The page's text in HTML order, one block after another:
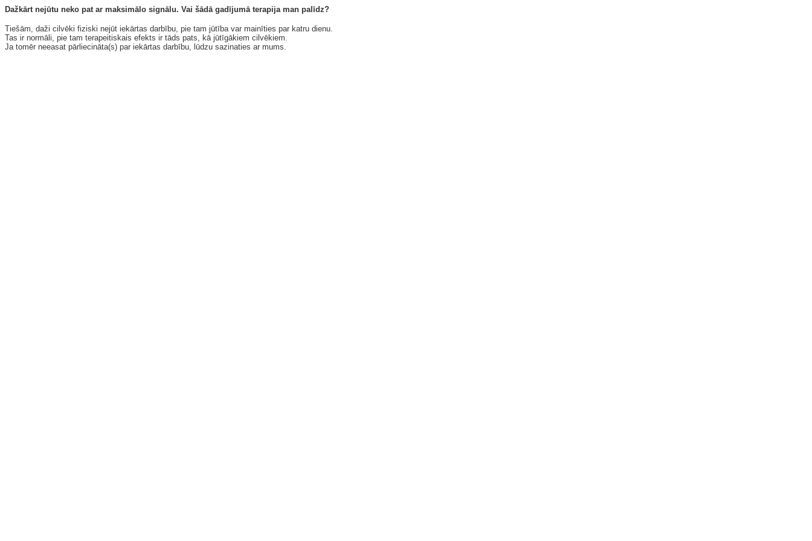
Dažkārt nejūtu neko pat ar maksimālo signālu. Vai šādā gadījumā terapija man palīdz?
Tiešām, daži cilvēki fiziski nejūt iekārtas darbību, pie tam jūtība var mainīties par katru dienu.
Tas ir normāli, pie tam terapeitiskais efekts ir tāds pats, kā jūtīgākiem cilvēkiem.
Ja tomēr neeasat pārliecināta(s) par iekārtas darbību, lūdzu sazinaties ar mums.